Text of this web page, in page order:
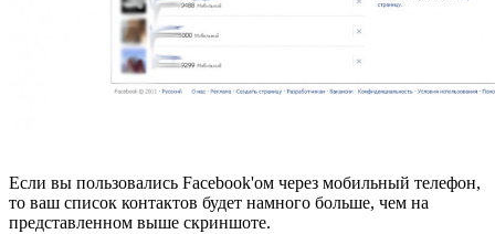
Если вы пользовались Facebook'ом через мобильный телефон,
то ваш список контактов будет намного больше, чем на
представленном выше скриншоте.